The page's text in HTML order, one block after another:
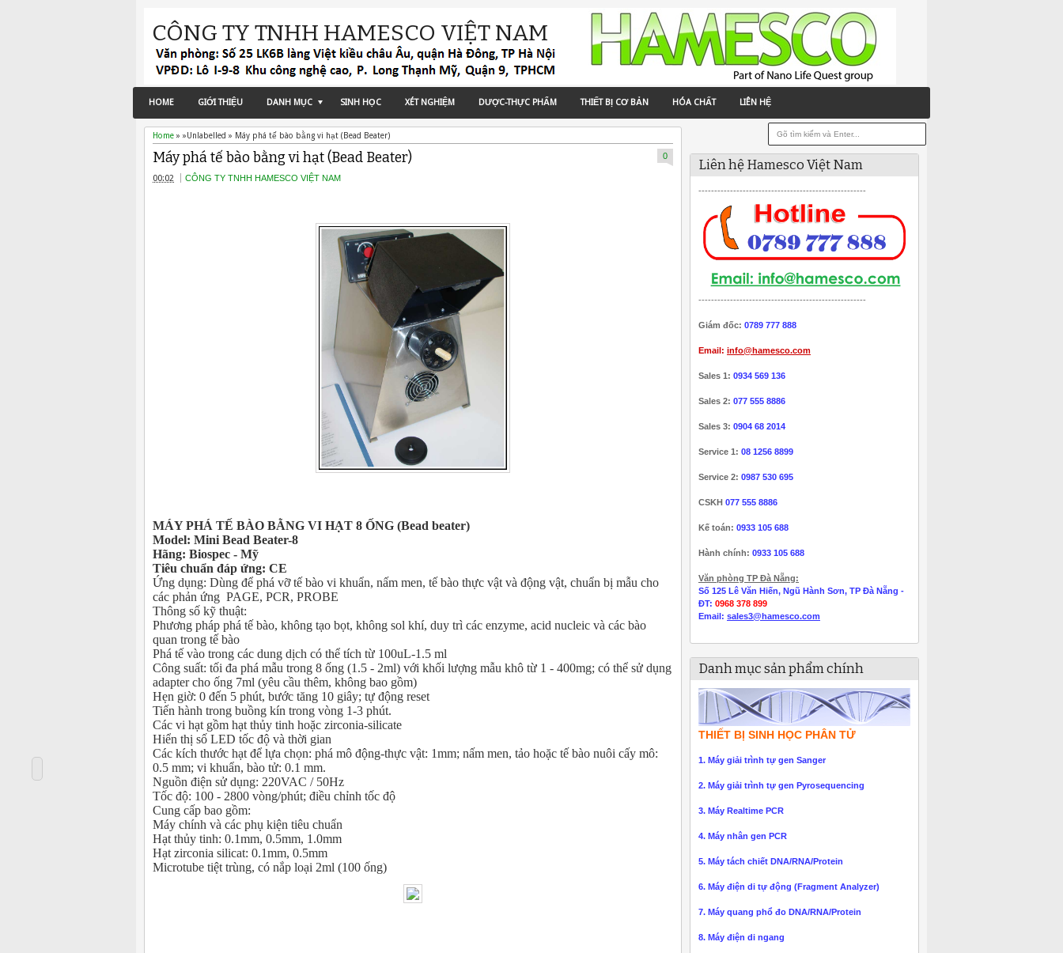
CÔNG TY TNHH HAMESCO VIỆT NAM
HOME GIỚI THIỆU DANH MỤC SINH HỌC XÉT NGHIỆM DƯỢC-THỰC PHẨM THIẾT BỊ CƠ BẢN HÓA CHẤT LIÊN HỆ
Home » »Unlabelled » Máy phá tế bào bằng vi hạt (Bead Beater)
Máy phá tế bào bằng vi hạt (Bead Beater)
00:02 CÔNG TY TNHH HAMESCO VIỆT NAM
0
MÁY PHÁ TẾ BÀO BẰNG VI HẠT 8 ỐNG (Bead beater)
Model: Mini Bead Beater-8
Hãng: Biospec - Mỹ
Tiêu chuẩn đáp ứng: CE
Ứng dụng: Dùng để phá vỡ tế bào vi khuẩn, nấm men, tế bào thực vật và động vật, chuẩn bị mẫu cho
các phản ứng PAGE, PCR, PROBE
Thông số kỹ thuật:
Phương pháp phá tế bào, không tạo bọt, không sol khí, duy trì các enzyme, acid nucleic và các bào
quan trong tế bào
Phá tế vào trong các dung dịch có thể tích từ 100uL-1.5 ml
Công suất: tối đa phá mẫu trong 8 ống (1.5 - 2ml) với khối lượng mẫu khô từ 1 - 400mg; có thể sử dụng
adapter cho ống 7ml (yêu cầu thêm, không bao gồm)
Hẹn giờ: 0 đến 5 phút, bước tăng 10 giây; tự động reset
Tiến hành trong buồng kín trong vòng 1-3 phút.
Các vi hạt gồm hạt thủy tinh hoặc zirconia-silicate
Hiển thị số LED tốc độ và thời gian
Các kích thước hạt để lựa chọn: phá mô động-thực vật: 1mm; nấm men, tảo hoặc tế bào nuôi cấy mô:
0.5 mm; vi khuẩn, bào tử: 0.1 mm.
Nguồn điện sử dụng: 220VAC / 50Hz
Tốc độ: 100 - 2800 vòng/phút; điều chỉnh tốc độ
Cung cấp bao gồm:
Máy chính và các phụ kiện tiêu chuẩn
Hạt thủy tinh: 0.1mm, 0.5mm, 1.0mm
Hạt zirconia silicat: 0.1mm, 0.5mm
Microtube tiệt trùng, có nắp loại 2ml (100 ống)
Liên hệ Hamesco Việt Nam
-----------------------------------------------------
-----------------------------------------------------
Giám đốc: 0789 777 888
Email: info@hamesco.com
Sales 1: 0934 569 136
Sales 2: 077 555 8886
Sales 3: 0904 68 2014
Service 1: 08 1256 8899
Service 2: 0987 530 695
CSKH 077 555 8886
Kế toán: 0933 105 688
Hành chính: 0933 105 688
Văn phòng TP Đà Nẵng:
Số 125 Lê Văn Hiến, Ngũ Hành Sơn, TP Đà Nẵng -
ĐT: 0968 378 899
Email: sales3@hamesco.com
Danh mục sản phẩm chính
THIẾT BỊ SINH HỌC PHÂN TỬ
1. Máy giải trình tự gen Sanger
2. Máy giải trình tự gen Pyrosequencing
3. Máy Realtime PCR
4. Máy nhân gen PCR
5. Máy tách chiết DNA/RNA/Protein
6. Máy điện di tự động (Fragment Analyzer)
7. Máy quang phổ đo DNA/RNA/Protein
8. Máy điện di ngang